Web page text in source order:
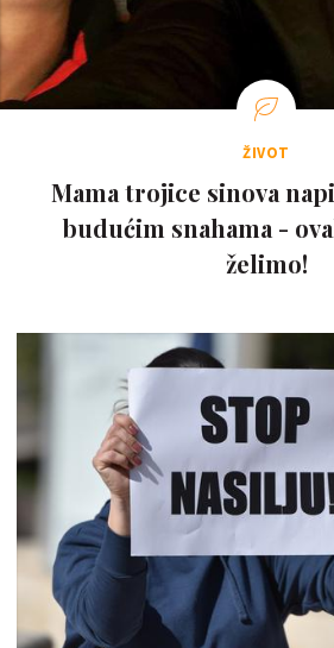
ŽIVOT
Mama trojice sinova
budućim snahama -
želimo!